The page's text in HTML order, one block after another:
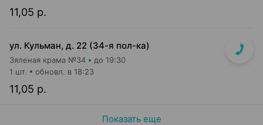
11,05 р.
ул. Кульман, д. 22 (34-я пол-ка)
Зяленая крама №34 до 19:30
11,05 р.
1 шт. обновл. в 18:23
Показать еще